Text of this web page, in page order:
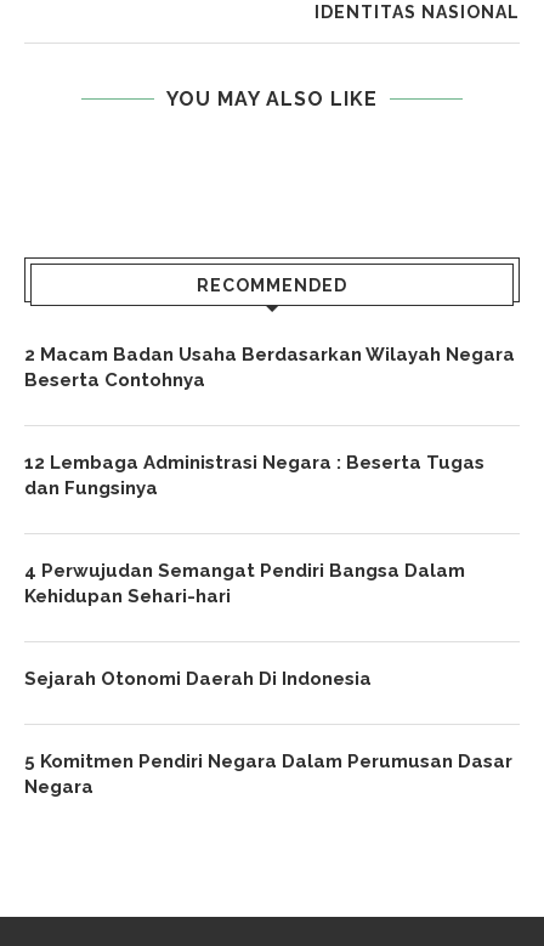
IDENTITAS NASIONAL
YOU MAY ALSO LIKE
RECOMMENDED
2 Macam Badan Usaha Berdasarkan Wilayah Negara
Beserta Contohnya
12 Lembaga Administrasi Negara : Beserta Tugas
dan Fungsinya
4 Perwujudan Semangat Pendiri Bangsa Dalam
Kehidupan Sehari-hari
Sejarah Otonomi Daerah Di Indonesia
5 Komitmen Pendiri Negara Dalam Perumusan Dasar
Negara